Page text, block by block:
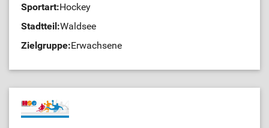
Sportart:Hockey
Stadtteil:Waldsee
Zielgruppe:Erwachsene